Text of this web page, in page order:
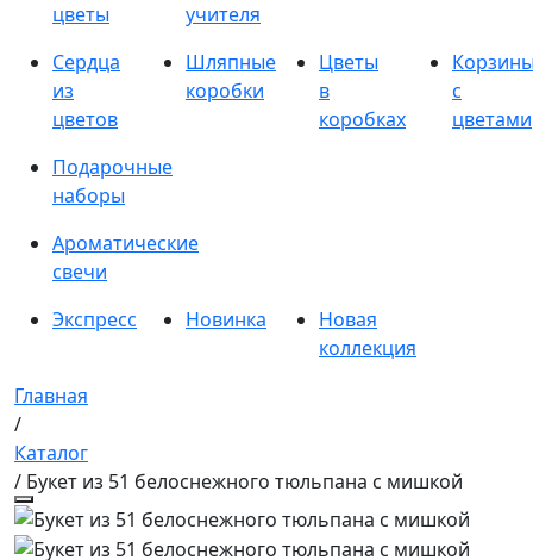
цветы
учителя
Сердца
из
цветов
Шляпные
коробки
Цветы
в
коробках
с
цветами
Подарочные
наборы
Ароматические
свечи
Экспресс
Новинка
Новая
коллекция
Главная
/
Каталог
/ Букет из 51 белоснежного тюльпана с мишкой